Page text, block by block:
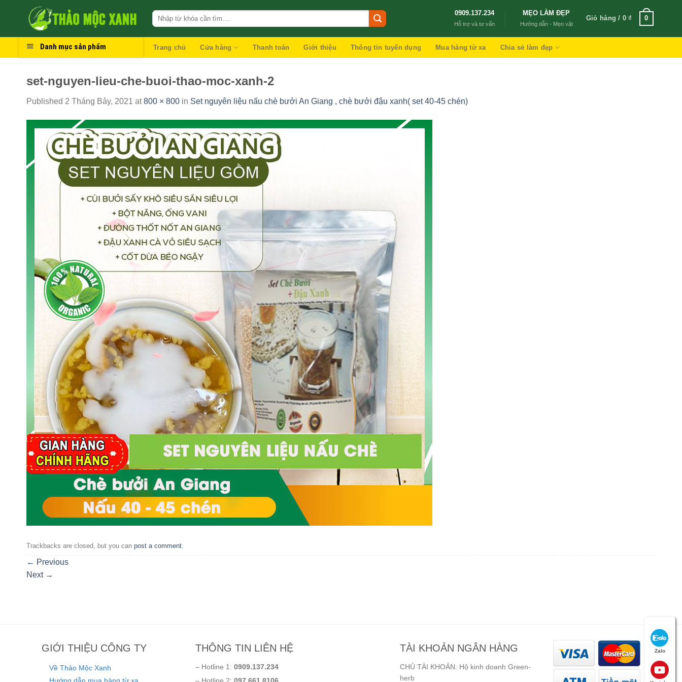
0909.137.234
Hỗ trợ và tư vấn
MẸO LÀM ĐẸP
Hướng dẫn - Mẹo vặt
Giỏ hàng / 0₫ 0
Danh mục sản phẩm Trang chủ Cửa hàng Thanh toán Giới thiệu Thông tin tuyển dụng Mua hàng từ xa Chia sẻ làm đẹp
set-nguyen-lieu-che-buoi-thao-moc-xanh-2
Published 2 Tháng Bảy, 2021 at800 × 800 in Set nguyên liệu nấu chè bưởi An Giang , chè bưởi đậu xanh( set 40-45 chén)
Trackbacks are closed, but you can post a comment.
← Previous
Next →
GIỚI THIỆU CÔNG TY
Về Thảo Mộc Xanh
THÔNG TIN LIÊN HỆ
– Hotline 1: 0909.137.234
TÀI KHOẢN NGÂN HÀNG
CHỦ TÀI KHOẢN: Hộ kinh doanh Green-
herb
Zalo